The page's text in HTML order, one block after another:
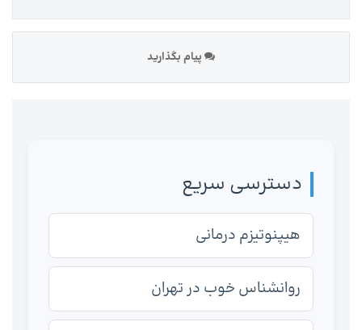
پیام بگذارید
دسترسی سریع
هیپنوتیزم درمانی
روانشناس خوب در تهران